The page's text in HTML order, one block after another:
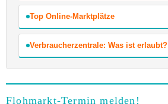
Top Online-Marktplätze
Verbraucherzentrale: Was ist erlaubt?
Flohmarkt-Termin melden!